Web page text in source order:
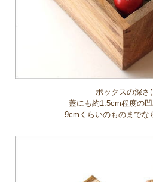
ボックスの深さ
蓋にも約1.5cm程度の
9cmくらいのものまでな